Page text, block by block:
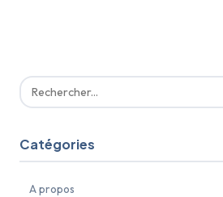
Catégories
A propos